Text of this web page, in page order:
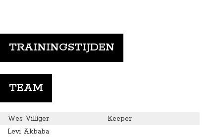
TRAININGSTIJDEN
TEAM
Wes Villiger
Keeper
Levi Akbaba